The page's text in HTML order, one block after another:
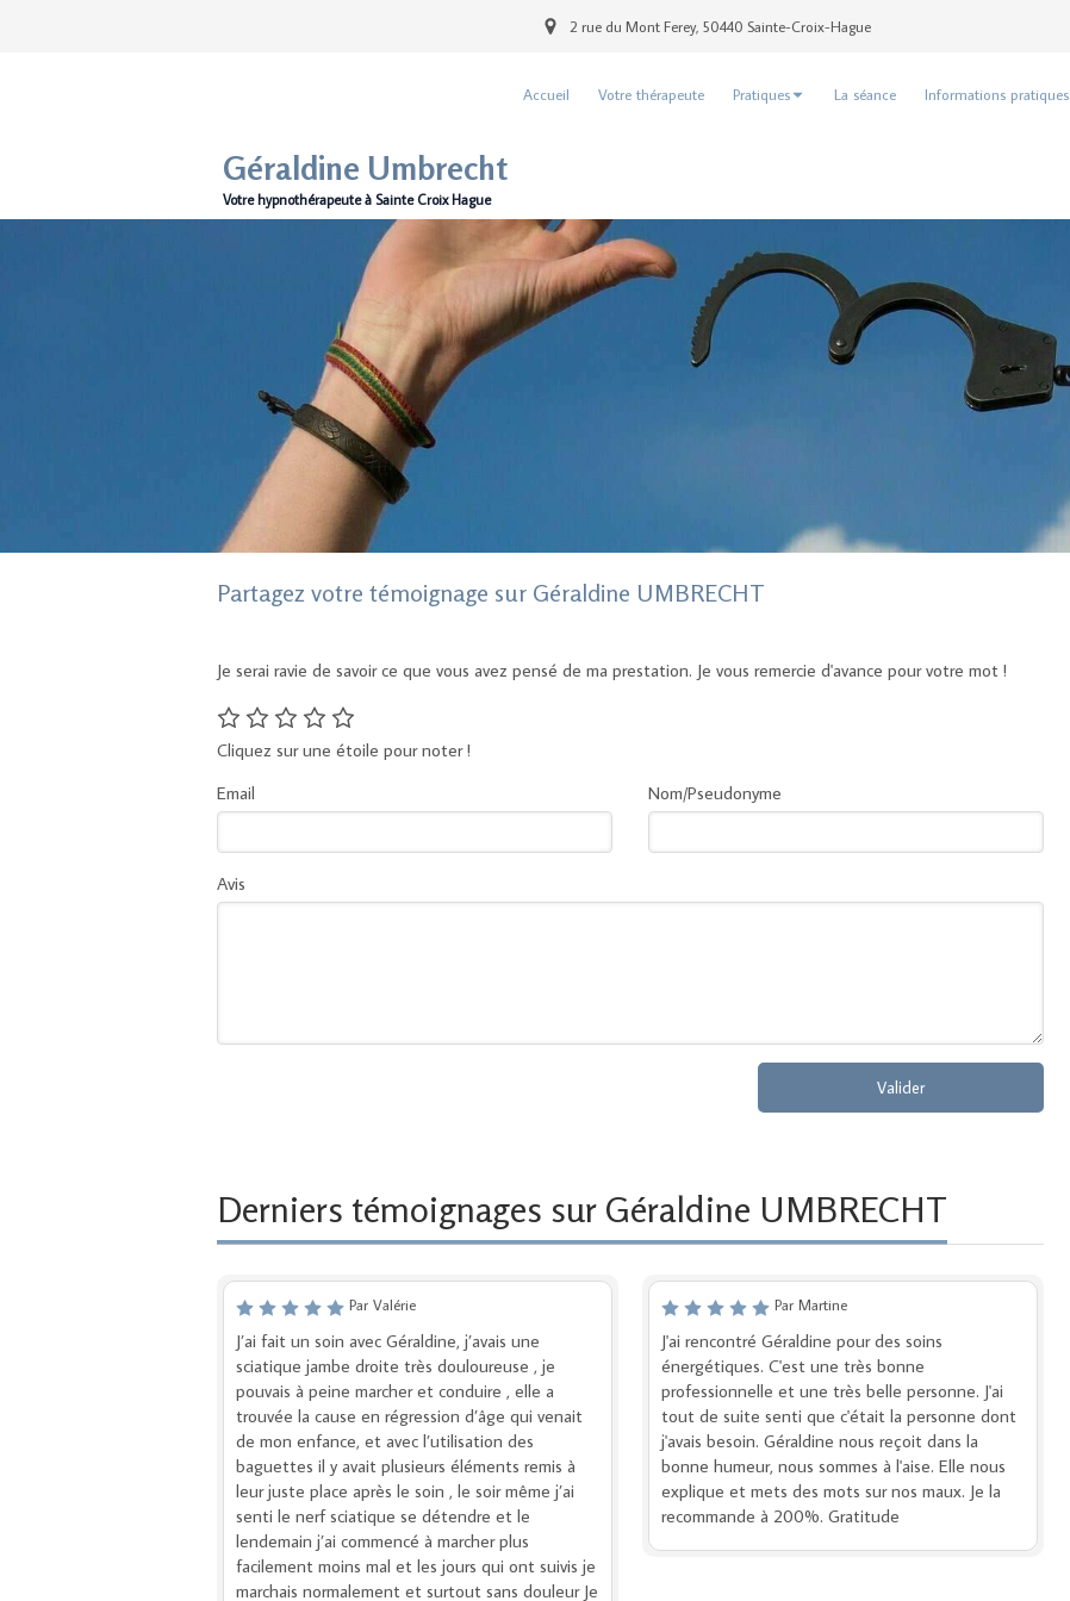
2 rue du Mont Ferey, 50440 Sainte-Croix-Hague
Accueil Votre thérapeute Pratiques La séance Informations pratiques
Géraldine Umbrecht
Votre hypnothérapeute à Sainte Croix Hague
Partagez votre témoignage sur Géraldine UMBRECHT
Je serai ravie de savoir ce que vous avez pensé de ma prestation. Je vous remercie d'avance pour votre mot !
Cliquez sur une étoile pour noter !
Email
Nom/Pseudonyme
Avis
Valider
Derniers témoignages sur Géraldine UMBRECHT
Par Valérie
J’ai fait un soin avec Géraldine, j’avais une
sciatique jambe droite très douloureuse , je
pouvais à peine marcher et conduire , elle a
trouvée la cause en régression d’âge qui venait
de mon enfance, et avec l’utilisation des
baguettes il y avait plusieurs éléments remis à
leur juste place après le soin , le soir même j’ai
senti le nerf sciatique se détendre et le
lendemain j’ai commencé à marcher plus
facilement moins mal et les jours qui ont suivis je
marchais normalement et surtout sans douleur Je
Par Martine
J'ai rencontré Géraldine pour des soins
énergétiques. C'est une très bonne
professionnelle et une très belle personne. J'ai
tout de suite senti que c'était la personne dont
j'avais besoin. Géraldine nous reçoit dans la
bonne humeur, nous sommes à l'aise. Elle nous
explique et mets des mots sur nos maux. Je la
recommande à 200%. Gratitude